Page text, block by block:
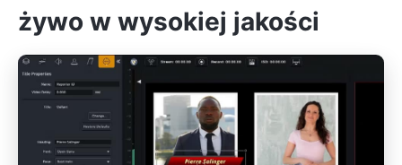
żywo w wysokiej jakości